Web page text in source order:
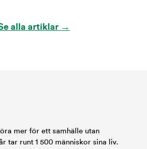
alla artiklar →
mer för ett samhälle utan
tar runt 1 500 människor sina liv.